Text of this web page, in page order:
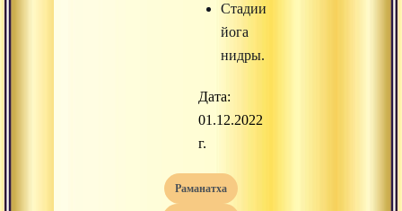
Стадии
йога
нидры.
Дата:
01.12.2022
г.
раманатха